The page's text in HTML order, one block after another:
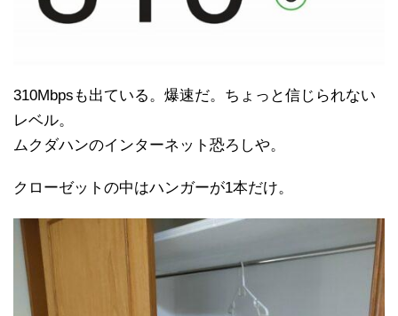
310Mbpsも出ている。爆速だ。ちょっと信じられない
レベル。
ムクダハンのインターネット恐ろしや。
クローゼットの中はハンガーが1本だけ。